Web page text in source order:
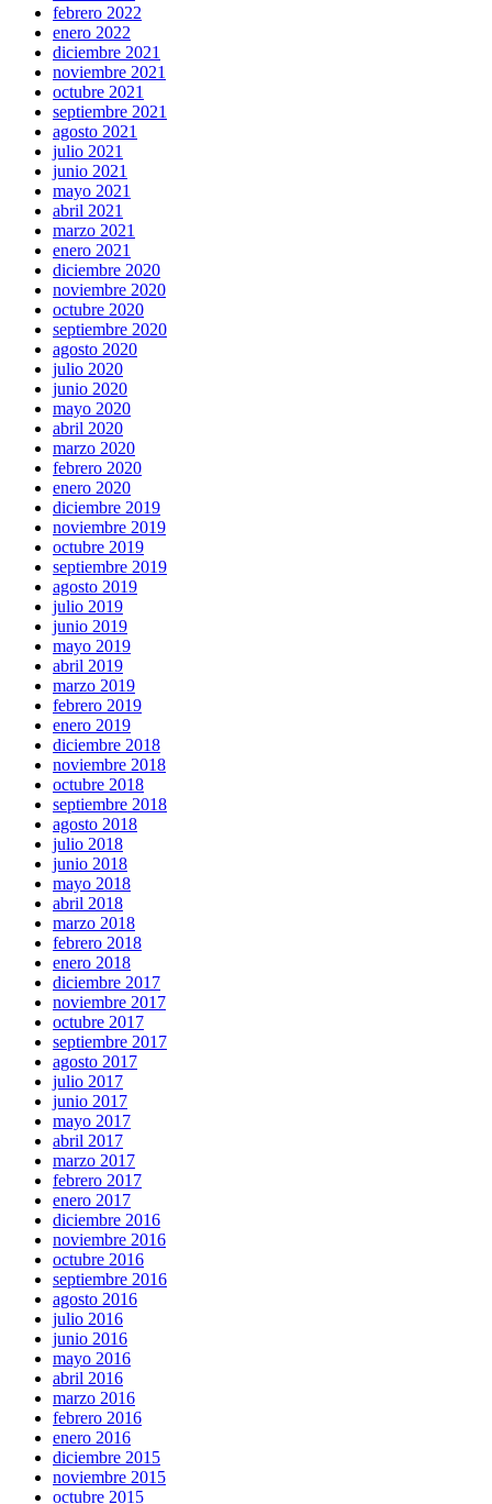
febrero 2022
enero 2022
diciembre 2021
noviembre 2021
octubre 2021
septiembre 2021
agosto 2021
julio 2021
junio 2021
mayo 2021
abril 2021
marzo 2021
enero 2021
diciembre 2020
noviembre 2020
octubre 2020
septiembre 2020
agosto 2020
julio 2020
junio 2020
mayo 2020
abril 2020
marzo 2020
febrero 2020
enero 2020
diciembre 2019
noviembre 2019
octubre 2019
septiembre 2019
agosto 2019
julio 2019
junio 2019
mayo 2019
abril 2019
marzo 2019
febrero 2019
enero 2019
diciembre 2018
noviembre 2018
octubre 2018
septiembre 2018
agosto 2018
julio 2018
junio 2018
mayo 2018
abril 2018
marzo 2018
febrero 2018
enero 2018
diciembre 2017
noviembre 2017
octubre 2017
septiembre 2017
agosto 2017
julio 2017
junio 2017
mayo 2017
abril 2017
marzo 2017
febrero 2017
enero 2017
diciembre 2016
noviembre 2016
octubre 2016
septiembre 2016
agosto 2016
julio 2016
junio 2016
mayo 2016
abril 2016
marzo 2016
febrero 2016
enero 2016
diciembre 2015
noviembre 2015
octubre 2015